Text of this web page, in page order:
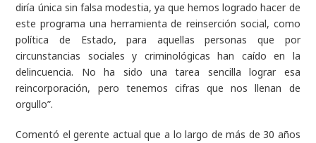
diría única sin falsa modestia, ya que hemos logrado hacer de
este programa una herramienta de reinserción social, como
política de Estado, para aquellas personas que por
circunstancias sociales y criminológicas han caído en la
delincuencia. No ha sido una tarea sencilla lograr esa
reincorporación, pero tenemos cifras que nos llenan de
orgullo”.
Comentó el gerente actual que a lo largo de más de 30 años